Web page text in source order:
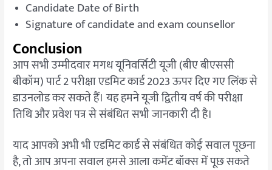
Candidate Date of Birth
Signature of candidate and exam counsellor
Conclusion
आप सभी उम्मीदवार मगध यूनिवर्सिटी यूजी (बीए बीएससी
बीकॉम) पार्ट 2 परीक्षा एडमिट कार्ड 2023 ऊपर दिए गए लिंक से
डाउनलोड कर सकते हैं। यह हमने यूजी द्वितीय वर्ष की परीक्षा
तिथि और प्रवेश पत्र से संबंधित सभी जानकारी दी है।
याद आपको अभी भी एडमिट कार्ड से संबंधित कोई सवाल पूछना
है, तो आप अपना सवाल हमसे आला कमेंट बॉक्स में पूछ सकते